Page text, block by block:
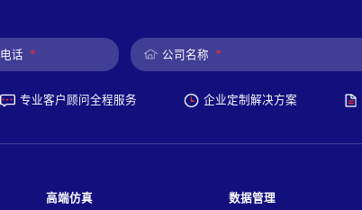
电话 * 公司名称 *
专业客户顾问全程服务 企业定制解决方案
高端仿真 数据管理